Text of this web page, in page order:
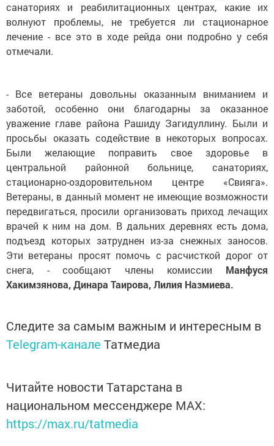
санаториях и реабилитационных центрах, какие их
волнуют проблемы, не требуется ли стационарное
лечение - все это в ходе рейда они подробно у себя
отмечали.
- Все ветераны довольны оказанным вниманием и
заботой, особенно они благодарны за оказанное
уважение главе района Рашиду Загидуллину. Были и
просьбы оказать содействие в некоторых вопросах.
Были желающие поправить свое здоровье в
центральной районной больнице, санаториях,
стационарно-оздоровительном центре «Свияга».
Ветераны, в данный момент не имеющие возможности
передвигаться, просили организовать приход лечащих
врачей к ним на дом. В дальних деревнях есть дома,
подъезд которых затруднен из-за снежных заносов.
Эти ветераны просят помочь с расчисткой дорог от
снега, - сообщают члены комиссии Манфуся
Хакимзянова, Динара Таирова, Лилия Назмиева.
Следите за самым важным и интересным в
Telegram-канале Татмедиа
Читайте новости Татарстана в
национальном мессенджере MАХ:
https://max.ru/tatmedia